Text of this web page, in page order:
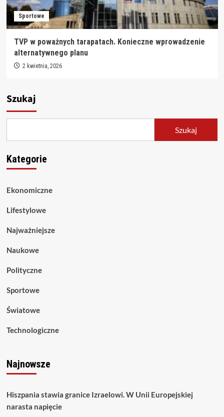
Sportowe
TVP w poważnych tarapatach. Konieczne wprowadzenie
alternatywnego planu
2 kwietnia, 2026
Szukaj
Szukaj
Kategorie
Ekonomiczne
Lifestylowe
Najważniejsze
Naukowe
Polityczne
Sportowe
Światowe
Technologiczne
Najnowsze
Hiszpania stawia granice Izraelowi. W Unii Europejskiej
narasta napięcie